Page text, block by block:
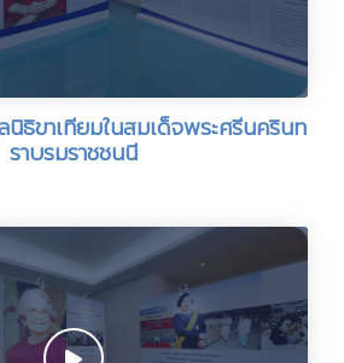
ขาเทียมในสมเด็จพระศรีนครินท
ราบรมราชชนนี